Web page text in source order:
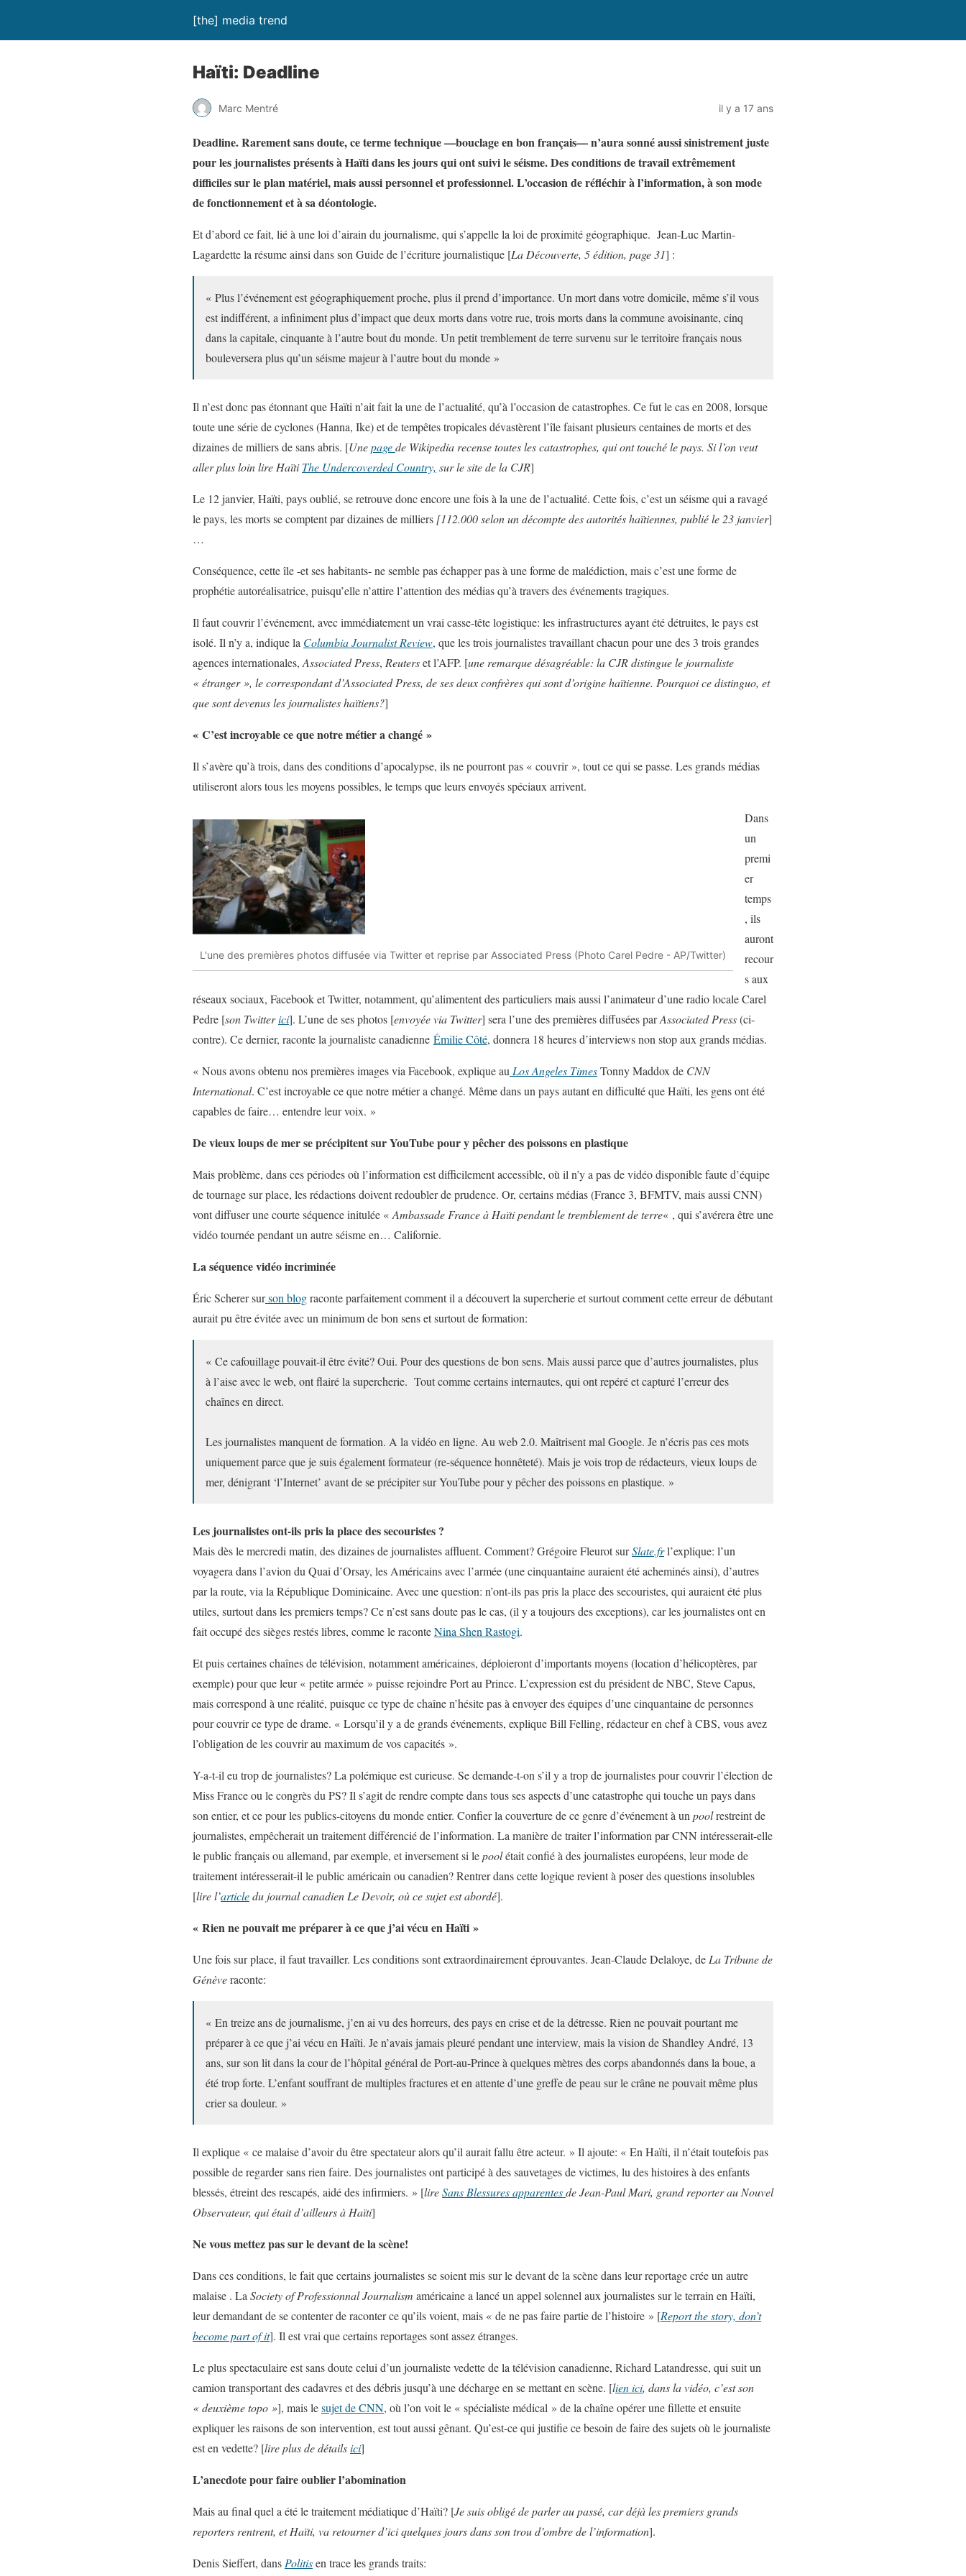
[the] media trend
Haïti: Deadline
Marc Mentré il y a 17 ans
Deadline. Rarement sans doute, ce terme technique —bouclage en bon français— n’aura sonné aussi sinistrement juste
pour les journalistes présents à Haïti dans les jours qui ont suivi le séisme. Des conditions de travail extrêmement
difficiles sur le plan matériel, mais aussi personnel et professionnel. L’occasion de réfléchir à l’information, à son mode
de fonctionnement et à sa déontologie.
Et d’abord ce fait, lié à une loi d’airain du journalisme, qui s’appelle la loi de proximité géographique. Jean-Luc Martin-
Lagardette la résume ainsi dans son Guide de l’écriture journalistique [La Découverte, 5 édition, page 31] :
« Plus l’événement est géographiquement proche, plus il prend d’importance. Un mort dans votre domicile, même s’il vous
est indifférent, a infiniment plus d’impact que deux morts dans votre rue, trois morts dans la commune avoisinante, cinq
dans la capitale, cinquante à l’autre bout du monde. Un petit tremblement de terre survenu sur le territoire français nous
bouleversera plus qu’un séisme majeur à l’autre bout du monde »
Il n’est donc pas étonnant que Haïti n’ait fait la une de l’actualité, qu’à l’occasion de catastrophes. Ce fut le cas en 2008, lorsque
toute une série de cyclones (Hanna, Ike) et de tempêtes tropicales dévastèrent l’île faisant plusieurs centaines de morts et des
dizaines de milliers de sans abris. [Unepagede Wikipedia recense toutes les catastrophes, qui ont touché le pays. Si l’on veut
aller plus loin lire HaïtiThe Undercoverded Country, sur le site de la CJR]
Le 12 janvier, Haïti, pays oublié, se retrouve donc encore une fois à la une de l’actualité. Cette fois, c’est un séisme qui a ravagé
le pays, les morts se comptent par dizaines de milliers [112.000 selon un décompte des autorités haïtiennes, publié le 23 janvier]
…
Conséquence, cette île -et ses habitants- ne semble pas échapper pas à une forme de malédiction, mais c’est une forme de
prophétie autoréalisatrice, puisqu’elle n’attire l’attention des médias qu’à travers des événements tragiques.
Il faut couvrir l’événement, avec immédiatement un vrai casse-tête logistique: les infrastructures ayant été détruites, le pays est
isolé. Il n’y a, indique la Columbia Journalist Review, que les trois journalistes travaillant chacun pour une des 3 trois grandes
agences internationales, Associated Press, Reuterset l’AFP. [une remarque désagréable: la CJR distingue le journaliste
« étranger », le correspondant d’Associated Press, de ses deux confrères qui sont d’origine haïtienne. Pourquoi ce distinguo, et
que sont devenus les journalistes haïtiens?]
« C’est incroyable ce que notre métier a changé »
Il s’avère qu’à trois, dans des conditions d’apocalypse, ils ne pourront pas « couvrir », tout ce qui se passe. Les grands médias
utiliseront alors tous les moyens possibles, le temps que leurs envoyés spéciaux arrivent.
L'une des premières photos diffusée via Twitter et reprise par Associated Press (Photo Carel Pedre - AP/Twitter)
Dans
un
premi
er
temps
, ils
auront
recour
s aux
réseaux sociaux, Facebook et Twitter, notamment, qu’alimentent des particuliers mais aussi l’animateur d’une radio locale Carel
Pedre [son Twitterici]. L’une de ses photos [envoyée via Twitter] sera l’une des premières diffusées parAssociated Press(ci-
contre). Ce dernier, raconte la journaliste canadienne Émilie Côté, donnera 18 heures d’interviews non stop aux grands médias.
« Nous avons obtenu nos premières images via Facebook, explique au Los Angeles TimesTonny Maddox de CNN
International. C’est incroyable ce que notre métier a changé. Même dans un pays autant en difficulté que Haïti, les gens ont été
capables de faire… entendre leur voix. »
De vieux loups de mer se précipitent sur YouTube pour y pêcher des poissons en plastique
Mais problème, dans ces périodes où l’information est difficilement accessible, où il n’y a pas de vidéo disponible faute d’équipe
de tournage sur place, les rédactions doivent redoubler de prudence. Or, certains médias (France 3, BFMTV, mais aussi CNN)
vont diffuser une courte séquence initulée « Ambassade France à Haïti pendant le tremblement de terre« , qui s’avérera être une
vidéo tournée pendant un autre séisme en… Californie.
La séquence vidéo incriminée
Éric Scherer surson blograconte parfaitement comment il a découvert la supercherie et surtout comment cette erreur de débutant
aurait pu être évitée avec un minimum de bon sens et surtout de formation:
« Ce cafouillage pouvait-il être évité? Oui. Pour des questions de bon sens. Mais aussi parce que d’autres journalistes, plus
à l’aise avec le web, ont flairé la supercherie. Tout comme certains internautes, qui ont repéré et capturé l’erreur des
chaînes en direct.
Les journalistes manquent de formation. A la vidéo en ligne. Au web 2.0. Maîtrisent mal Google. Je n’écris pas ces mots
uniquement parce que je suis également formateur (re-séquence honnêteté). Mais je vois trop de rédacteurs, vieux loups de
mer, dénigrant ‘l’Internet’ avant de se précipiter sur YouTube pour y pêcher des poissons en plastique. »
Les journalistes ont-ils pris la place des secouristes ?
Mais dès le mercredi matin, des dizaines de journalistes affluent. Comment? Grégoire Fleurot surSlate.frl’explique: l’un
voyagera dans l’avion du Quai d’Orsay, les Américains avec l’armée (une cinquantaine auraient été acheminés ainsi), d’autres
par la route, via la République Dominicaine. Avec une question: n’ont-ils pas pris la place des secouristes, qui auraient été plus
utiles, surtout dans les premiers temps? Ce n’est sans doute pas le cas, (il y a toujours des exceptions), car les journalistes ont en
fait occupé des sièges restés libres, comme le raconteNina Shen Rastogi.
Et puis certaines chaînes de télévision, notamment américaines, déploieront d’importants moyens (location d’hélicoptères, par
exemple) pour que leur « petite armée » puisse rejoindre Port au Prince. L’expression est du président de NBC, Steve Capus,
mais correspond à une réalité, puisque ce type de chaîne n’hésite pas à envoyer des équipes d’une cinquantaine de personnes
pour couvrir ce type de drame. « Lorsqu’il y a de grands événements, explique Bill Felling, rédacteur en chef à CBS, vous avez
l’obligation de les couvrir au maximum de vos capacités ».
Y-a-t-il eu trop de journalistes? La polémique est curieuse. Se demande-t-on s’il y a trop de journalistes pour couvrir l’élection de
Miss France ou le congrès du PS? Il s’agit de rendre compte dans tous ses aspects d’une catastrophe qui touche un pays dans
son entier, et ce pour les publics-citoyens du monde entier. Confier la couverture de ce genre d’événement à un poolrestreint de
journalistes, empêcherait un traitement différencié de l’information. La manière de traiter l’information par CNN intéresserait-elle
le public français ou allemand, par exemple, et inversement si lepoolétait confié à des journalistes européens, leur mode de
traitement intéresserait-il le public américain ou canadien? Rentrer dans cette logique revient à poser des questions insolubles
[lire l’articledu journal canadien Le Devoir, où ce sujet est abordé].
« Rien ne pouvait me préparer à ce que j’ai vécu en Haïti »
Une fois sur place, il faut travailler. Les conditions sont extraordinairement éprouvantes. Jean-Claude Delaloye, de La Tribune de
Génèveraconte:
« En treize ans de journalisme, j’en ai vu des horreurs, des pays en crise et de la détresse. Rien ne pouvait pourtant me
préparer à ce que j’ai vécu en Haïti. Je n’avais jamais pleuré pendant une interview, mais la vision de Shandley André, 13
ans, sur son lit dans la cour de l’hôpital général de Port-au-Prince à quelques mètres des corps abandonnés dans la boue, a
été trop forte. L’enfant souffrant de multiples fractures et en attente d’une greffe de peau sur le crâne ne pouvait même plus
crier sa douleur. »
Il explique « ce malaise d’avoir du être spectateur alors qu’il aurait fallu être acteur. » Il ajoute: « En Haïti, il n’était toutefois pas
possible de regarder sans rien faire. Des journalistes ont participé à des sauvetages de victimes, lu des histoires à des enfants
blessés, étreint des rescapés, aidé des infirmiers. » [lireSans Blessures apparentesde Jean-Paul Mari, grand reporter au Nouvel
Observateur, qui était d’ailleurs à Haïti]
Ne vous mettez pas sur le devant de la scène!
Dans ces conditions, le fait que certains journalistes se soient mis sur le devant de la scène dans leur reportage crée un autre
malaise . La Society of Professionnal Journalism américaine a lancé un appel solennel aux journalistes sur le terrain en Haïti,
leur demandant de se contenter de raconter ce qu’ils voient, mais « de ne pas faire partie de l’histoire » [Report the story, don’t
become part of it]. Il est vrai que certains reportages sont assez étranges.
Le plus spectaculaire est sans doute celui d’un journaliste vedette de la télévision canadienne, Richard Latandresse, qui suit un
camion transportant des cadavres et des débris jusqu’à une décharge en se mettant en scène. [lien ici, dans la vidéo, c’est son
« deuxième topo »], mais lesujet de CNN, où l’on voit le « spécialiste médical » de la chaîne opérer une fillette et ensuite
expliquer les raisons de son intervention, est tout aussi gênant. Qu’est-ce qui justifie ce besoin de faire des sujets où le journaliste
est en vedette? [lire plus de détailsici]
L’anecdote pour faire oublier l’abomination
Mais au final quel a été le traitement médiatique d’Haïti? [Je suis obligé de parler au passé, car déjà les premiers grands
reporters rentrent, et Haïti, va retourner d’ici quelques jours dans son trou d’ombre de l’information].
Denis Sieffert, dans Politisen trace les grands traits: